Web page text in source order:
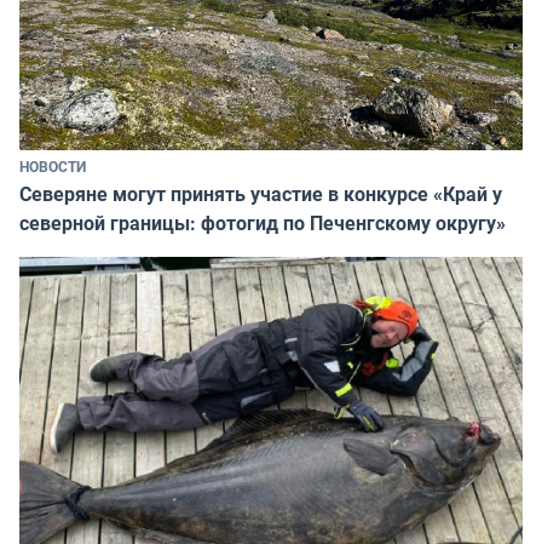
НОВОСТИ
Северяне могут принять участие в конкурсе «Край у
северной границы: фотогид по Печенгскому округу»